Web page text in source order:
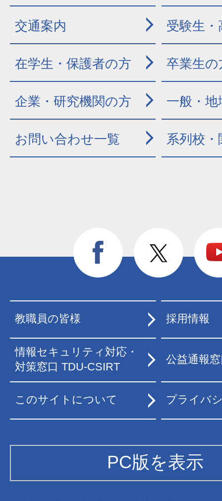
交通案内 受験生
在学生・保護者の方 卒業生の
企業・研究機関の方 一般・地
お問い合わせ一覧 系列校
教職員の皆様 採用情報
情報セキュリティ対応・
対策窓口 TDU-CSIRT
公益通報
このサイトについて プライバ
PC版を表示